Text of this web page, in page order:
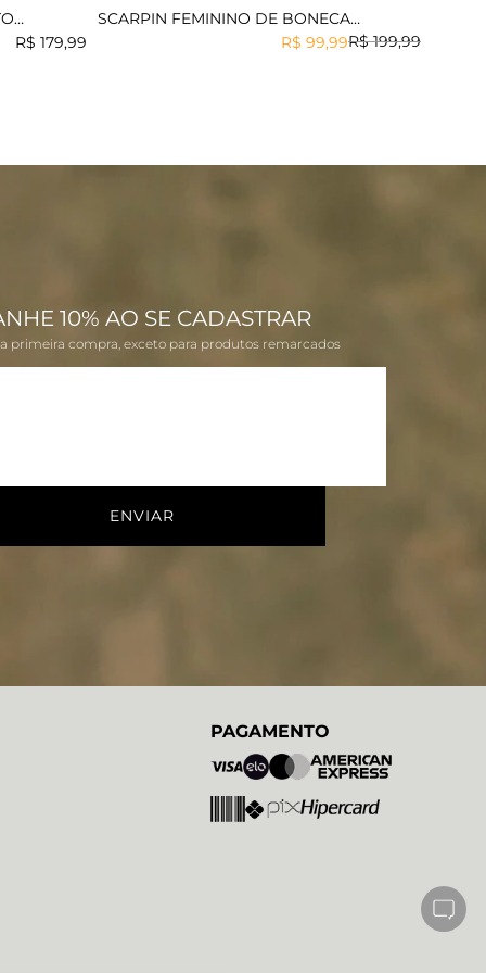
R$ 179,99
SCARPIN FEMININO DE BONECA
R$ 199,99
R$ 99,99
10% AO SE CADASTRAR
primeira compra, exceto para produtos remarcados
PAGAMENTO